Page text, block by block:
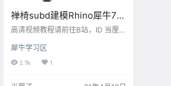
禅椅subd建模Rhino犀牛7家
具演示&图文教程
高清视频教程请前往B站，ID 当厘子
这张禅椅重点是用subd建靠背 接下
来我们来讲一下靠背建模的过程 先
犀牛学习区
2.7k 1